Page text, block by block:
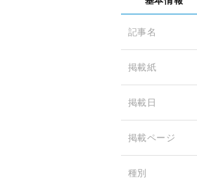
記事名
掲載紙
掲載日
掲載ページ
種別